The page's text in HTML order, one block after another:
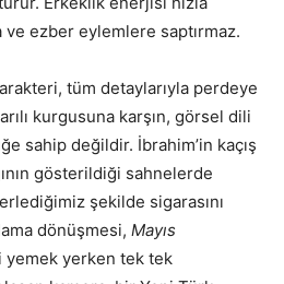
ezber eylemlere saptırmaz.
tüm detaylarıyla perdeye
kurgusuna karşın, görsel dili
sahip değildir. İbrahim’in kaçış
gösterildiği sahnelerde
şekilde sigarasını
dönüşmesi, Mayıs
yemek yerken tek tek